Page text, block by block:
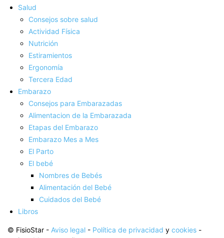
Salud
Consejos sobre salud
Actividad Fí­sica
Nutrición
Estiramientos
Ergonomí­a
Tercera Edad
Embarazo
Consejos para Embarazadas
Alimentacion de la Embarazada
Etapas del Embarazo
Embarazo Mes a Mes
El Parto
El bebé
Nombres de Bebés
Alimentación del Bebé
Cuidados del Bebé
Libros
© FisioStar - Aviso legal - Política de privacidad y cookies -